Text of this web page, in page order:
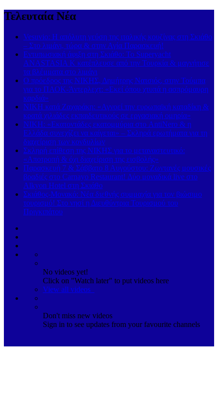
Τελευταία Νέα
Vesuvio: Η απόλυτη γεύση της ιταλικής κουζίνας στη Σκιάθο
– Στο λιμάνι, τώρα & στην Αγία Παρασκευή!
Εντυπωσιακή άφιξη στη Σκιάθο: Το Superyacht
ANASTASIA K κατέπλευσε από την Τουρκία & μαγνήτισε
τα βλέμματα στο λιμάνι
Ο πρόεδρος της ΝΙΚΗΣ, Δημήτρης Νατσιός, στην Τούμπα
για το ΠΑΟΚ-Άντερλεχτ: «Εκεί όπου χτυπά η ασπρόμαυρη
καρδιά»
ΝΙΚΗ κατά Ζαχαράκη: «Αγνοεί την ευρωπαϊκή καταδίκη &
κρατά χιλιάδες εκπαιδευτικούς σε εργασιακή ομηρία»
ΝΙΚΗ: «Εκατοντάδες εκατομμύρια στο AntiNero & η
Ελλάδα συνεχίζει να καίγεται» – Σκληρά ερωτήματα για τη
διαχείριση των κονδυλίων
Σκληρή επίθεση της ΝΙΚΗΣ για το μεταναστευτικό:
«Αποτροπή & όχι διαχείριση της εισβολής»
Παρασκευή 7 & Σάββατο 8 Αυγούστου: Ζωντανές μουσικές
βραδιές στο Carnayo Restaurant! Δύο μοναδικά live στο
Alkyon Hotel στη Σκιάθο
Σκιάθος-Μονακό: Νέα διεθνής συμμαχία για τον βιώσιμο
τουρισμό! Στο νησί η Διευθύντρια Τουρισμού του
Πριγκιπάτου
No videos yet!
Click on "Watch later" to put videos here
View all videos
Don't miss new videos
Sign in to see updates from your favourite channels